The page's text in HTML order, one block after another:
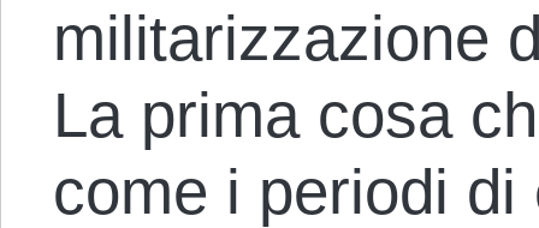
militarizzazione
La prima cosa
come i periodi